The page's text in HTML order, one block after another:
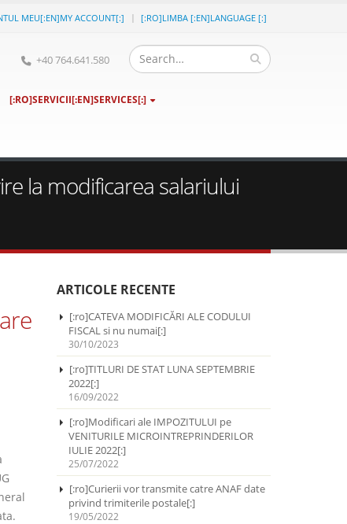
MEU[:EN]MY ACCOUNT[:] [:RO]LIMBA [:EN]LANGUAGE [:]
+40 764.641.580
[:RO]SERVICII[:EN]SERVICES[:]
la modificarea salariului
ARTICOLE RECENTE
[:ro]CATEVA MODIFICĂRI ALE CODULUI
FISCAL si nu numai[:]
30/10/2023
[:ro]TITLURI DE STAT LUNA SEPTEMBRIE
2022[:]
16/09/2022
[:ro]Modificari ale IMPOZITULUI pe
VENITURILE MICROINTREPRINDERILOR
IULIE 2022[:]
25/07/2022
[:ro]Curierii vor transmite catre ANAF date
privind trimiterile postale[:]
19/05/2022